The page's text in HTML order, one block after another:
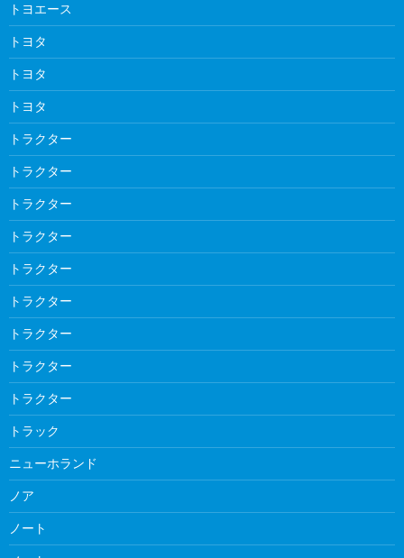
トヨエース
トヨタ
トヨタ
トヨタ
トラクター
トラクター
トラクター
トラクター
トラクター
トラクター
トラクター
トラクター
トラクター
トラック
ニューホランド
ノア
ノート